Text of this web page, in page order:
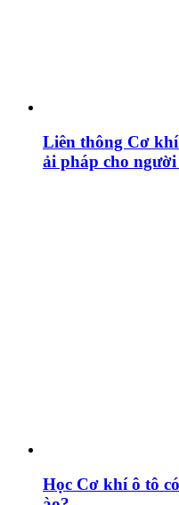
Liên thông Cơ
ải pháp cho
Học Cơ khí ô tô